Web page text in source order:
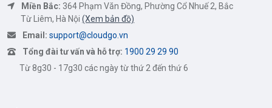
Miền Bắc: 364 Phạm Văn Đồng, Phường Cổ Nhuế 2, Bắc
Từ Liêm, Hà Nội(Xem bản đồ)
Email: support@cloudgo.vn
Tổng đài tư vấn và hỗ trợ: 1900 29 29 90
Từ 8g30 - 17g30 các ngày từ thứ 2 đến thứ 6